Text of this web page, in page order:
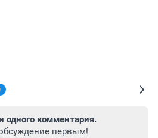
одного комментария.
первым!